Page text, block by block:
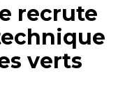
recrute
verts